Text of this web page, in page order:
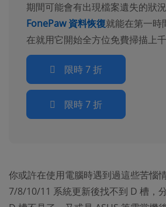
期間可能會有出現檔案遺失的狀
FonePaw 資料恢復就能在第一時
在就用它開始全方位免費掃描上千
限時 7 折
限時 7 折
你或許在使用電腦時遇到過這些苦惱
7/8/10/11 系統更新後找不到 D 槽，